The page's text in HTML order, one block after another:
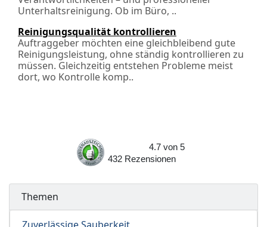
Unterhaltsreinigung. Ob im Büro, ..
Reinigungsqualität kontrollieren
Auftraggeber möchten eine gleichbleibend gute
Reinigungsleistung, ohne ständig kontrollieren zu
müssen. Gleichzeitig entstehen Probleme meist
dort, wo Kontrolle komp..
4.7 von 5
432
Rezensionen
Themen